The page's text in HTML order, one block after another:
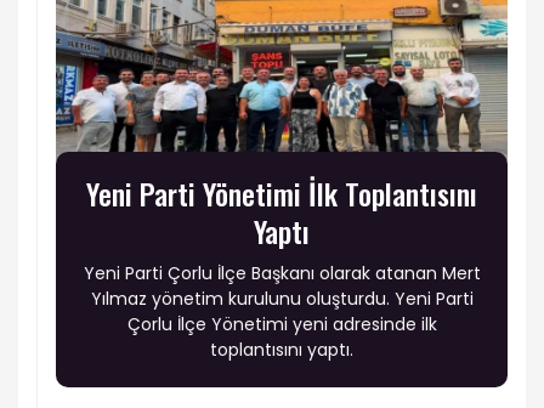
Yeni Parti Yönetimi İlk Toplantısını
Yaptı
Yeni Parti Çorlu İlçe Başkanı olarak atanan Mert
Yılmaz yönetim kurulunu oluşturdu. Yeni Parti
Çorlu İlçe Yönetimi yeni adresinde ilk
toplantısını yaptı.